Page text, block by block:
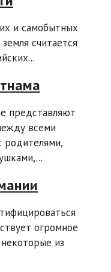
и самобытных
считается
представляют
всеми
родителями,
огромное
из